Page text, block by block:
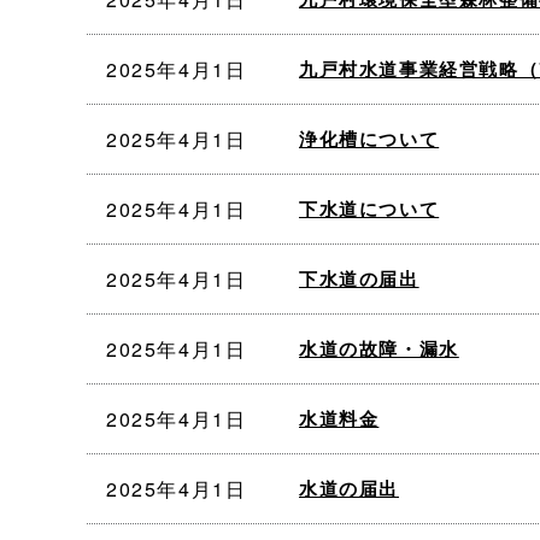
2025年4月1日 九戸村水道事業経営戦略
2025年4月1日 浄化槽について
2025年4月1日 下水道について
2025年4月1日 下水道の届出
2025年4月1日 水道の故障・漏水
2025年4月1日 水道料金
2025年4月1日 水道の届出